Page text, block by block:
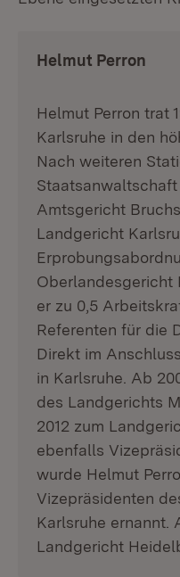
Helmut Perron
Helmut Perron trat
Karlsruhe in den
Nach weiteren
Amtsgericht
Landgericht
Oberlandesgericht
er zu 0,5
Referenten für die
Direkt im
in Karlsruhe. Ab
des Landgerichts
2012 zum
ebenfalls
wurde Helmut
Vizepräsidenten
Karlsruhe ernannt.
Landgericht